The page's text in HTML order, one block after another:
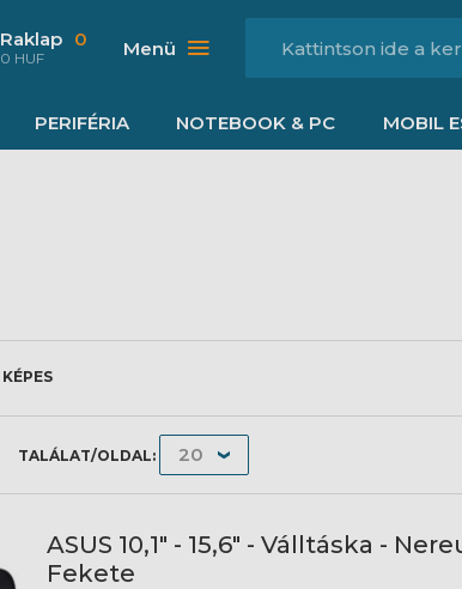
Raklap 0
0 HUF Menü
PERIFÉRIA NOTEBOOK & PC MOBIL
KÉPES
TALÁLAT/OLDAL:
ASUS 10,1" - 15,6" - Válltáska -
Fekete